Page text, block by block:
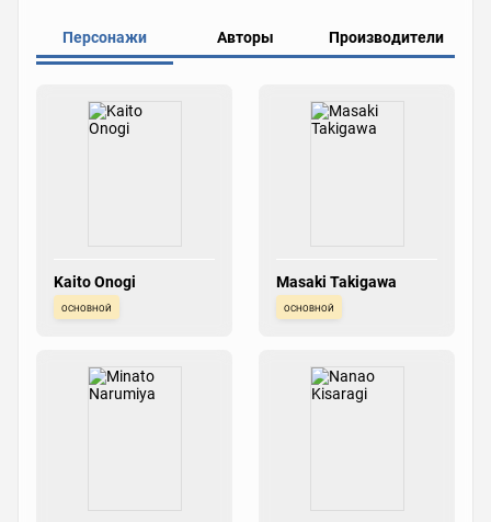
Персонажи Авторы Производители
Kaito Onogi
основной
Masaki Takigawa
основной